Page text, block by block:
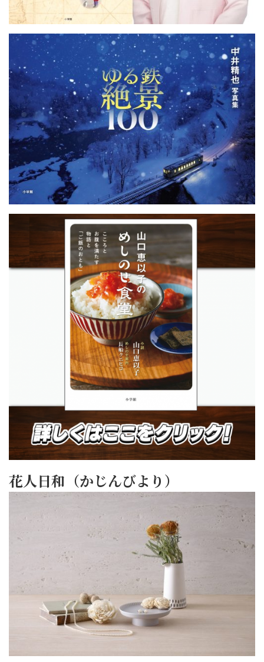
花人日和（かじんびより）